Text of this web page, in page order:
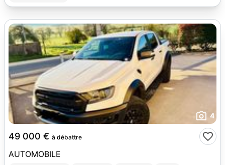
4
49 000 € à débattre
AUTOMOBILE